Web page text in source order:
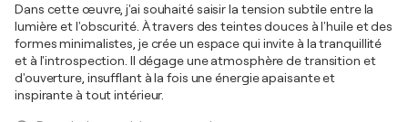
Dans cette œuvre, j'ai souhaité saisir la tension subtile entre la
lumière et l'obscurité. À travers des teintes douces à l'huile et des
formes minimalistes, je crée un espace qui invite à la tranquillité
et à l'introspection. Il dégage une atmosphère de transition et
d'ouverture, insufflant à la fois une énergie apaisante et
inspirante à tout intérieur.